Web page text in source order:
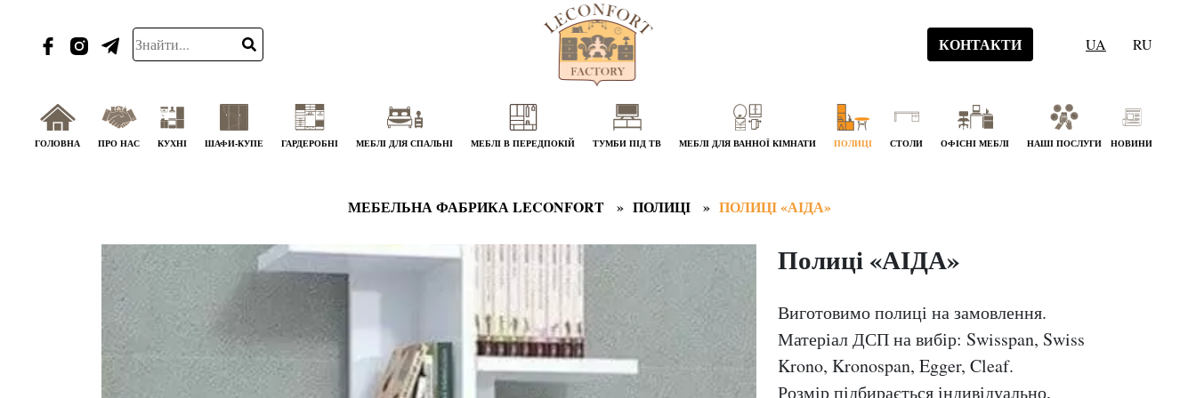
КОНТАКТИ UA RU
ГОЛОВНА ПРО НАС КУХНІ ШАФИ-КУПЕ ГАРДЕРОБНІ МЕБЛІ ДЛЯ СПАЛЬНІ МЕБЛІ В ПЕРЕДПОКІЙ ТУМБИ ПІД ТВ МЕБЛІ ДЛЯ ВАННОЇ КІМНАТИ ПОЛИЦІ СТОЛИ ОФІСНІ МЕБЛІ НАШІ ПОСЛУГИ НОВИНИ
МЕБЕЛЬНА ФАБРИКА LECONFORT ПОЛИЦІ ПОЛИЦІ «АІДА»
Полиці «АІДА»
Виготовимо полиці на замовлення.
Матеріал ДСП на вибір: Swisspan, Swiss
Krono, Kronospan, Egger, Cleaf.
Розмір підбирається індивідуально,